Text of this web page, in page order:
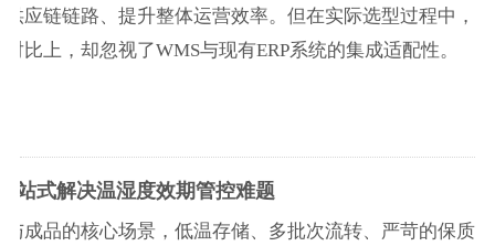
应链链路、提升整体运营效率。但在实际选型过程中，
比上，却忽视了WMS与现有ERP系统的集成适配性。
站式解决温湿度效期管控难题
成品的核心场景，低温存储、多批次流转、严苛的保质